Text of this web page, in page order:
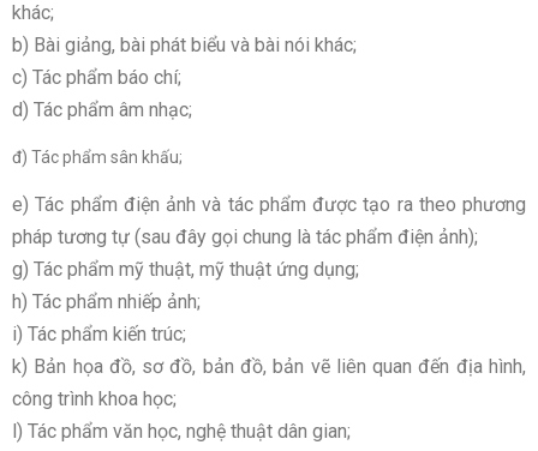
khác;
b) Bài giảng, bài phát biểu và bài nói khác;
c) Tác phẩm báo chí;
d) Tác phẩm âm nhạc;
đ) Tác phẩm sân khấu;
e) Tác phẩm điện ảnh và tác phẩm được tạo ra theo phương
pháp tương tự (sau đây gọi chung là tác phẩm điện ảnh);
g) Tác phẩm mỹ thuật, mỹ thuật ứng dụng;
h) Tác phẩm nhiếp ảnh;
i) Tác phẩm kiến trúc;
k) Bản họa đồ, sơ đồ, bản đồ, bản vẽ liên quan đến địa hình,
công trình khoa học;
l) Tác phẩm văn học, nghệ thuật dân gian;